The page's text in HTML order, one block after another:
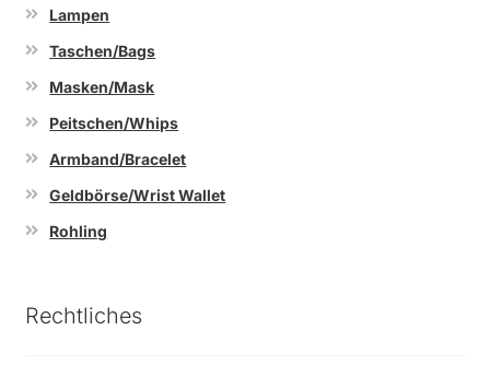
Lampen
Taschen/Bags
Masken/Mask
Peitschen/Whips
Armband/Bracelet
Geldbörse/Wrist Wallet
Rohling
Rechtliches